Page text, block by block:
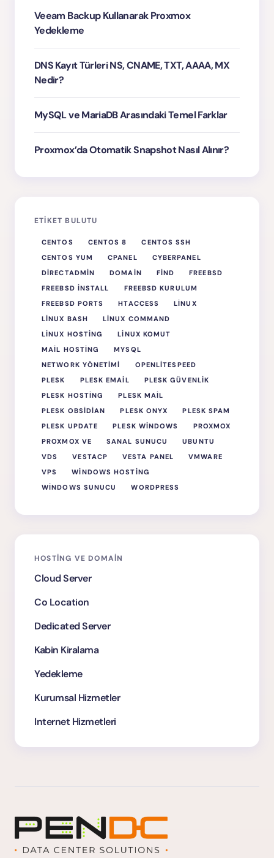
Veeam Backup Kullanarak Proxmox
Yedekleme
DNS Kayıt Türleri NS, CNAME, TXT, AAAA, MX
Nedir?
MySQL ve MariaDB Arasındaki Temel Farklar
Proxmox’da Otomatik Snapshot Nasıl Alınır?
ETIKET BULUTU
CENTOS CENTOS 8
CENTOS SSH
CENTOS YUM
CPANEL
CYBERPANEL
DIRECTADMIN
DOMAIN FIND
FREEBSD
FREEBSD INSTALL
FREEBSD KURULUM
FREEBSD PORTS
HTACCESS
LINUX
LINUX BASH
LINUX COMMAND
LINUX HOSTING
LINUX KOMUT
MAIL HOSTING
MYSQL
NETWORK YÖNETIMI
OPENLITESPEED
PLESK
PLESK EMAIL
PLESK GÜVENLIK
PLESK HOSTING
PLESK MAIL
PLESK OBSIDIAN
PLESK ONYX
PLESK SPAM
PLESK UPDATE
PLESK WINDOWS
PROXMOX
PROXMOX VE
SANAL SUNUCU
UBUNTU
VDS
VESTACP VESTA PANEL
VMWARE
VPS
WINDOWS HOSTING
WINDOWS SUNUCU
WORDPRESS
HOSTING VE DOMAIN
Cloud Server
Co Location
Dedicated Server
Kabin Kiralama
Yedekleme
Kurumsal Hizmetler
Internet Hizmetleri